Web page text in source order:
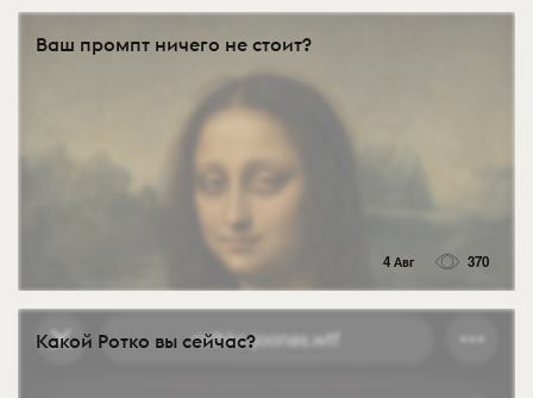
Ваш промпт ничего не стоит?
4 Авг 370
Какой Ротко вы сейчас?